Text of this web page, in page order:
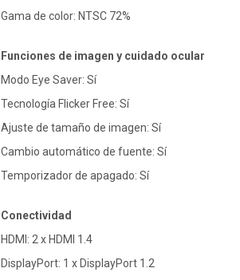
Gama de color: NTSC 72%
Funciones de imagen y cuidado ocular
Modo Eye Saver: Sí
Tecnología Flicker Free: Sí
Ajuste de tamaño de imagen: Sí
Cambio automático de fuente: Sí
Temporizador de apagado: Sí
Conectividad
HDMI: 2 x HDMI 1.4
DisplayPort: 1 x DisplayPort 1.2